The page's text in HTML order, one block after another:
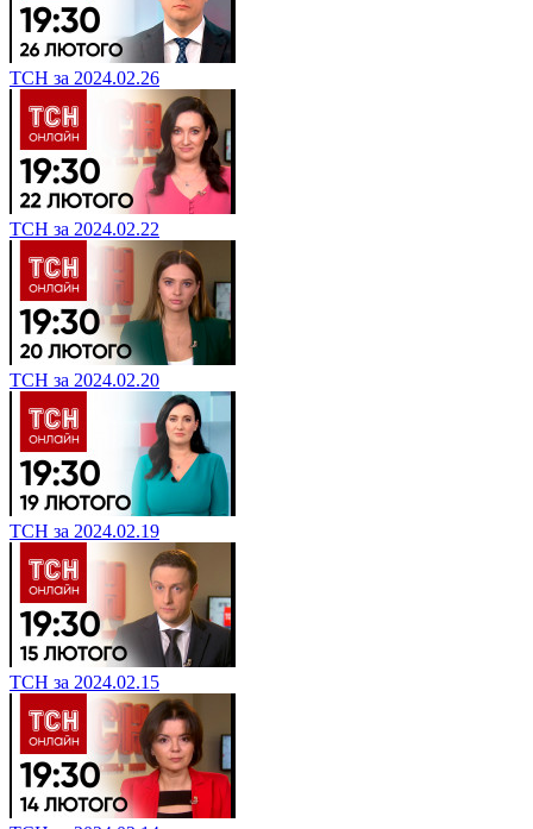
ТСН за 2024.02.26
ТСН за 2024.02.22
ТСН за 2024.02.20
ТСН за 2024.02.19
ТСН за 2024.02.15